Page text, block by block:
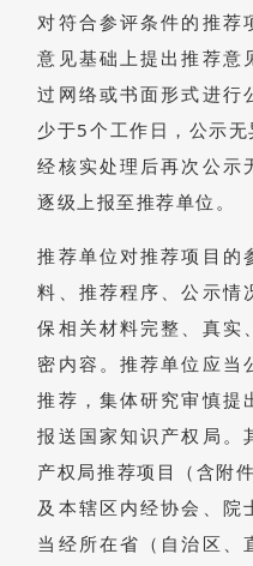
对符合参评条件的推荐
意见基础上提出推荐意
过网络或书面形式进行
少于5个工作日，公示
经核实处理后再次公示
逐级上报至推荐单位。
推荐单位对推荐项目的
料、推荐程序、公示情
保相关材料完整、真实
密内容。推荐单位应当
推荐，集体研究审慎提
报送国家知识产权局。
产权局推荐项目（含附
及本辖区内经协会、院
当经所在省（自治区、